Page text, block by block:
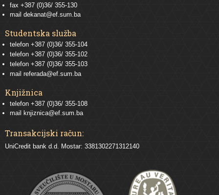
fax +387 (0)36/ 355-130
mail dekanat@ef.sum.ba
Studentska služba
telefon +387 (0)36/ 355-104
telefon +387 (0)36/ 355-102
telefon +387 (0)36/ 355-103
mail referada@ef.sum.ba
Knjižnica
telefon +387 (0)36/ 355-108
mail knjiznica@ef.sum.ba
Transakcijski račun:
UniCredit bank d.d. Mostar: 3381302271312140